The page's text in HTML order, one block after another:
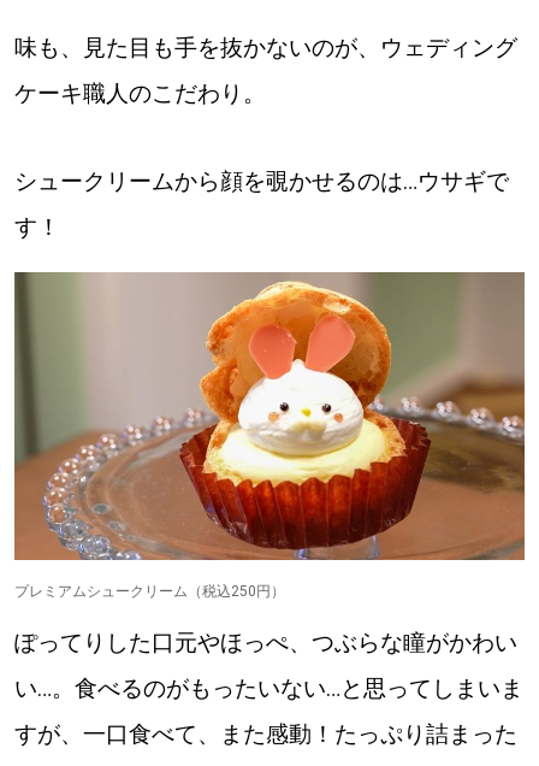
味も、見た目も手を抜かないのが、ウェディング
ケーキ職人のこだわり。
シュークリームから顔を覗かせるのは…ウサギで
す！
プレミアムシュークリーム（税込250円）
ぽってりした口元やほっぺ、つぶらな瞳がかわい
い…。食べるのがもったいない…と思ってしまいま
すが、一口食べて、また感動！たっぷり詰まった